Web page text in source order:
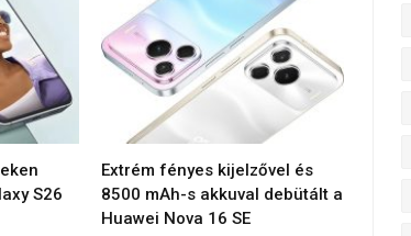
S26
Extrém fényes kijelzővel és
8500 mAh-s akkuval debütált a
Huawei Nova 16 SE